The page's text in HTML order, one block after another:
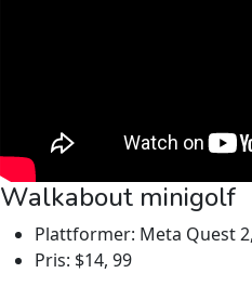
Walkabout minigolf
Plattformer: Meta Quest
Pris: $14, 99